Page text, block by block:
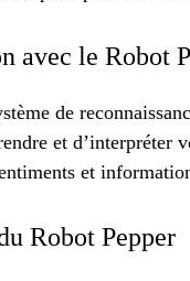
avec le Robot
de
et
et
Robot Pepper